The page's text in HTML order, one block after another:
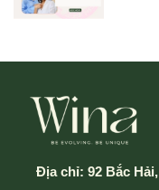
Địa chỉ: 92 Bắc